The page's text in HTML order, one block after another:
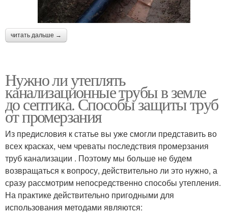
читать дальше →
Нужно ли утеплять
канализационные трубы в земле
до септика. Способы защиты труб
от промерзания
Из предисловия к статье вы уже смогли представить во
всех красках, чем чреваты последствия промерзания
труб канализации . Поэтому мы больше не будем
возвращаться к вопросу, действительно ли это нужно, а
сразу рассмотрим непосредственно способы утепления.
На практике действительно пригодными для
использования методами являются: